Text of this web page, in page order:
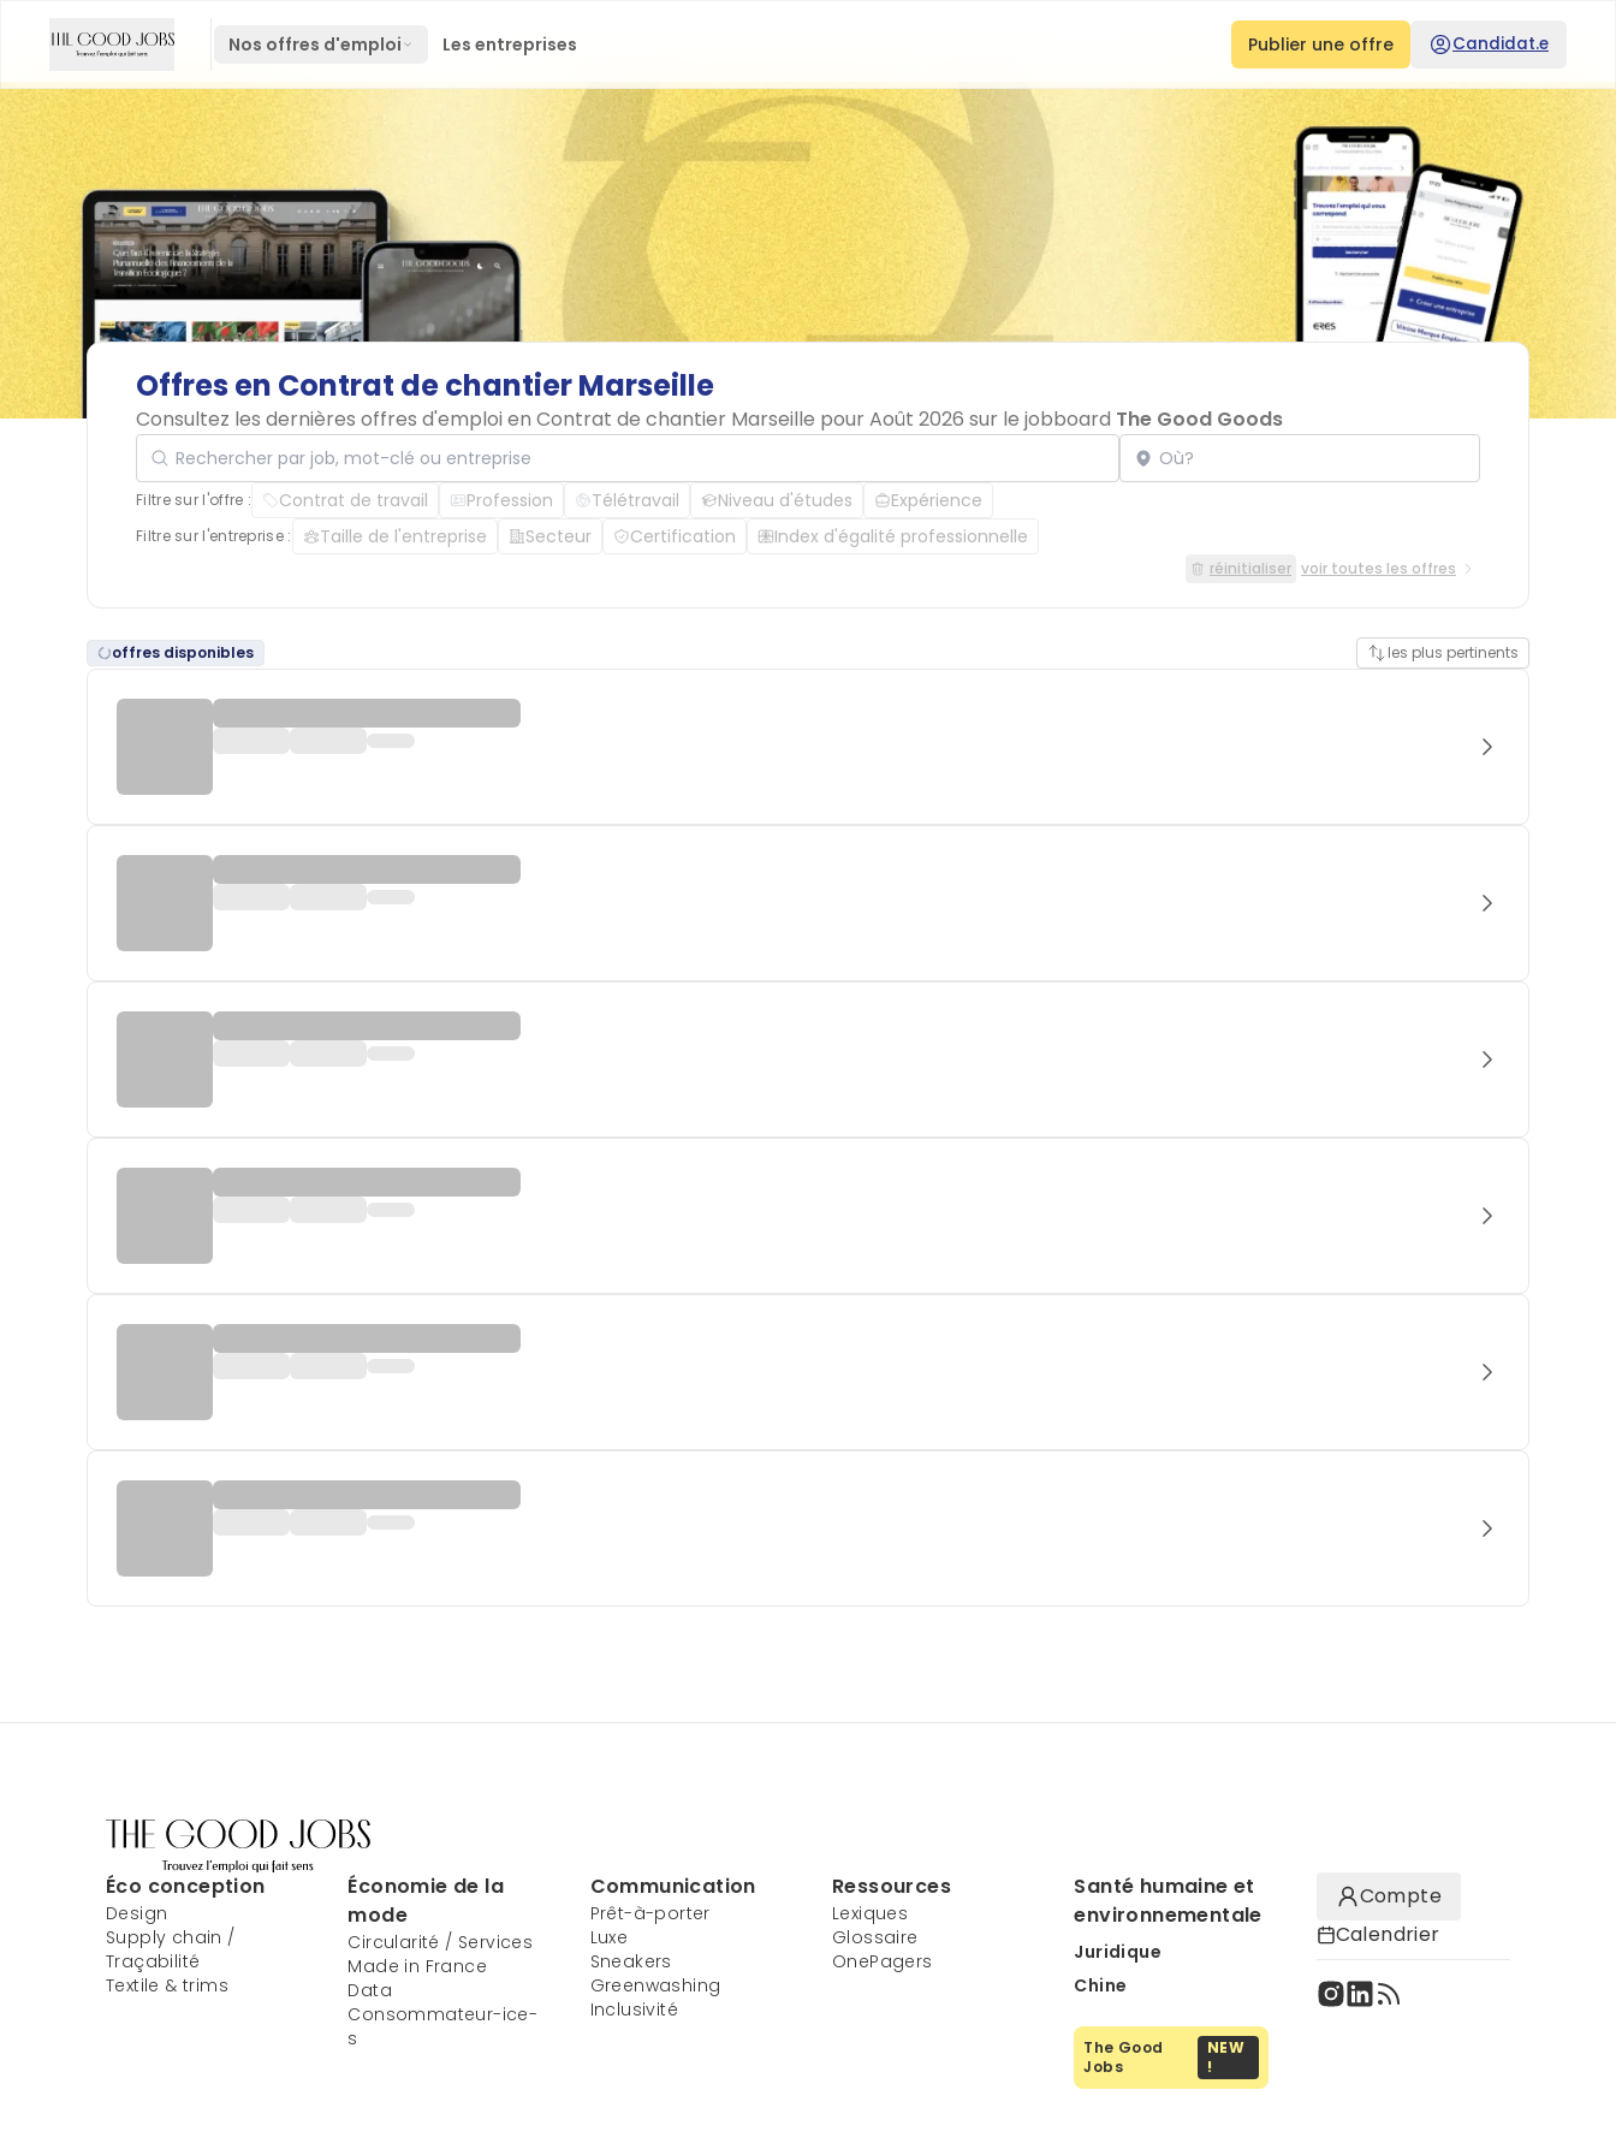
Nos offres d'emploi Les entreprises Publier une offre Candidat.e
Offres en Contrat dechantierMarseille
Consultez les dernières offres d'emploi en Contrat de chantier Marseille pour Août 2026 sur le jobboard The Good Goods
Rechercher par job, mot-clé ou entreprise Localisation
Filtre sur l'offre : Contrat de travail Profession Télétravail Niveau d'études Expérience
Filtre sur l'entreprise : Taille de l'entreprise Secteur Certification Index d'égalité professionnelle
réinitialiser voir toutes les offres
offres disponibles les plus pertinents
Éco conception
Design
Supply chain /
Traçabilité
Textile & trims
Économie de la
mode
Circularité / Services
Made in France
Data
Consommateur-ice-
s
Communication
Prêt-à-porter
Luxe
Sneakers
Greenwashing
Inclusivité
Ressources
Lexiques
Glossaire
OnePagers
Santé humaine et
environnementale
Juridique
Chine
The Good
Jobs
NEW
!
Compte
Calendrier